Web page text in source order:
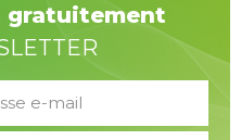
gratuitement